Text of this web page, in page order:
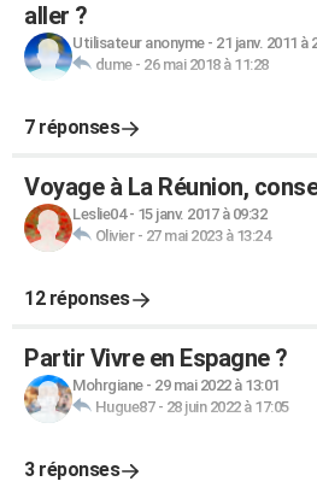
aller ?
Utilisateur anonyme- 21 janv. 2011 à
dume- 26 mai 2018 à 11:28
7 réponses
Voyage à La Réunion,
Leslie04- 15 janv. 2017 à 09:32
Olivier- 27 mai 2023 à 13:24
12 réponses
Partir Vivre en Espagne ?
Mohrgiane- 29 mai 2022 à 13:01
Hugue87- 28 juin 2022 à 17:05
3 réponses